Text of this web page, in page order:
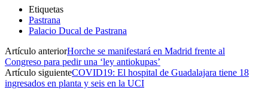
Etiquetas
Pastrana
Palacio Ducal de Pastrana
Artículo anteriorHorche se manifestará en Madrid frente al
Congreso para pedir una ‘ley antiokupas’
Artículo siguienteCOVID19: El hospital de Guadalajara tiene 18
ingresados en planta y seis en la UCI